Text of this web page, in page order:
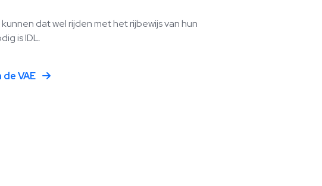
dat wel rijden met het rijbewijs van hun
is IDL.
VAE